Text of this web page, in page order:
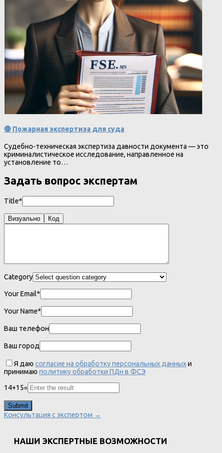
🔴 Пожарная экспертиза для суда
Судебно-техническая экспертиза давности документа — это
криминалистическое исследование, направленное на
установление то…
Задать вопрос экспертам
Title*
Визуально Код
Category
Your Email*
Your Name*
Ваш телефон
Ваш город
Я даю согласие на обработку персональных данныхи
принимаю политику обработки ПДн в ФСЭ
14+15=
Консультация с экспертом →
НАШИ ЭКСПЕРТНЫЕ ВОЗМОЖНОСТИ